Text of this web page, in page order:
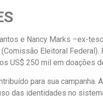
e Nancy Marks –ex-
Eleitoral Federal).
US$ 250 mil em doações
para sua campanha.
das identidades no